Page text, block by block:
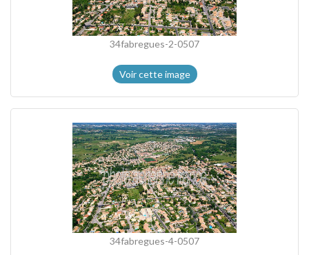
34fabregues-2-0507
Voir cette image
34fabregues-4-0507